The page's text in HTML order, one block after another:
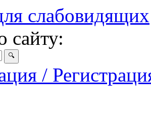
слабовидящих
сайту:
/